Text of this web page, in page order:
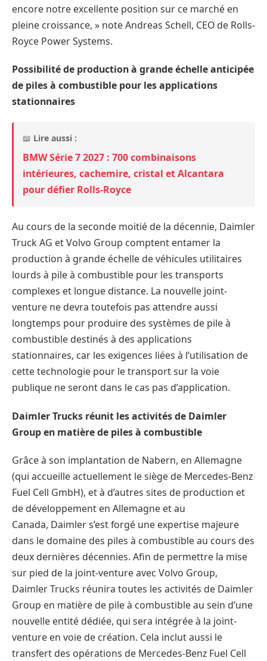
encore notre excellente position sur ce marché en
pleine croissance, » note Andreas Schell, CEO de Rolls-
Royce Power Systems.
Possibilité de production à grande échelle anticipée
de piles à combustible pour les applications
stationnaires
📖 Lire aussi :
BMW Série 7 2027 : 700 combinaisons
intérieures, cachemire, cristal et Alcantara
pour défier Rolls-Royce
Au cours de la seconde moitié de la décennie, Daimler
Truck AG et Volvo Group comptent entamer la
production à grande échelle de véhicules utilitaires
lourds à pile à combustible pour les transports
complexes et longue distance. La nouvelle joint-
venture ne devra toutefois pas attendre aussi
longtemps pour produire des systèmes de pile à
combustible destinés à des applications
stationnaires, car les exigences liées à l’utilisation de
cette technologie pour le transport sur la voie
publique ne seront dans le cas pas d’application.
Daimler Trucks réunit les activités de Daimler
Group en matière de piles à combustible
Grâce à son implantation de Nabern, en Allemagne
(qui accueille actuellement le siège de Mercedes-Benz
Fuel Cell GmbH), et à d’autres sites de production et
de développement en Allemagne et au
Canada, Daimler s’est forgé une expertise majeure
dans le domaine des piles à combustible au cours des
deux dernières décennies. Afin de permettre la mise
sur pied de la joint-venture avec Volvo Group,
Daimler Trucks réunira toutes les activités de Daimler
Group en matière de pile à combustible au sein d’une
nouvelle entité dédiée, qui sera intégrée à la joint-
venture en voie de création. Cela inclut aussi le
transfert des opérations de Mercedes-Benz Fuel Cell